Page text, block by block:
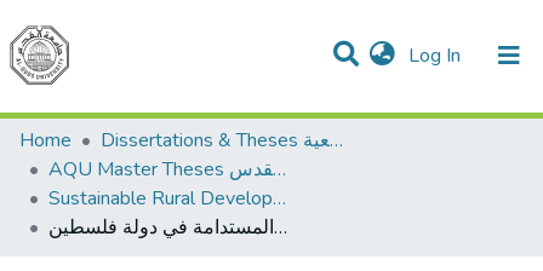
Log In (current)
Communities & Collections
All of DSpace
Home
Dissertations & Theses الرسائل الجامعية
AQU Master Theses الرسائل الجامعية الخاصة بجامعة القدس
Sustainable Rural Development التنمية الريفية المستدامة
دور التعيينات الحكومية المدنية في تعزيز تحقيق أهداف التنمية المستدامة في دولة فلسطين